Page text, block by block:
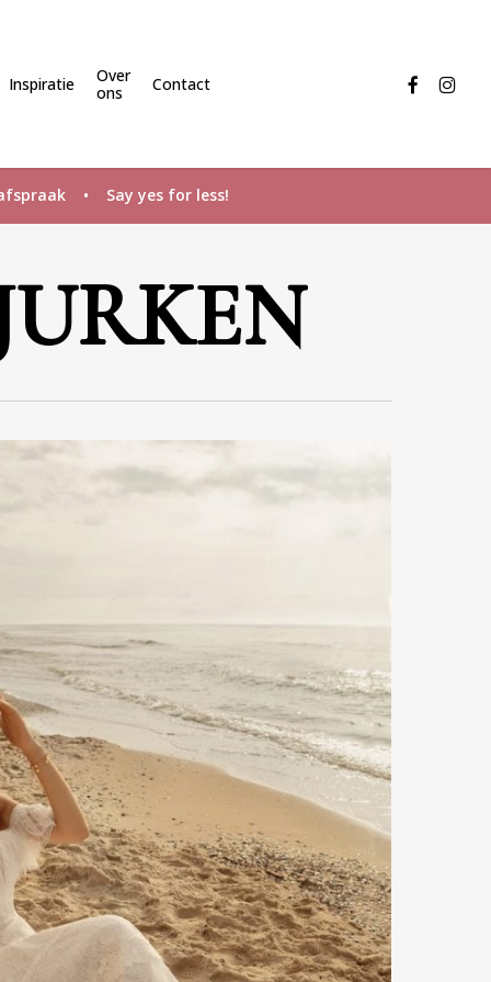
Inspiratie
Over
ons
Contact facebook
• Say yes for less!